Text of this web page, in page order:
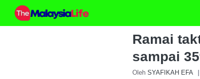
Skip
Ramai
sampai
Oleh SYAFIKAH EFA